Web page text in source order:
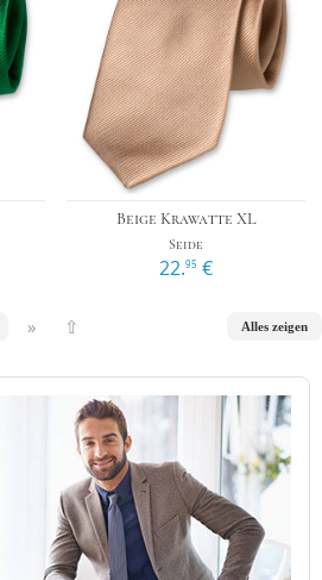
Beige Krawatte XL
Seide
22.95 €
» ⇧ Alles zeigen